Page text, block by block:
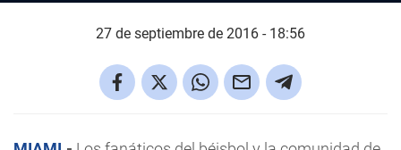
27 de septiembre de 2016 - 18:56